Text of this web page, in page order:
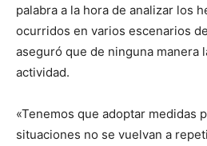
palabra a la hora de analizar los
ocurridos en varios escenarios
aseguró que de ninguna manera
actividad.
«Tenemos que adoptar medidas
situaciones no se vuelvan a